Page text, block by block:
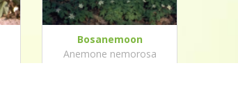
Bosanemoon
Anemone nemorosa